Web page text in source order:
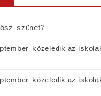
szünet?
közeledik az
közeledik az